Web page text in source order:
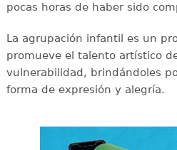
pocas horas de haber sido
La agrupación infantil es un
promueve el talento artístico
vulnerabilidad, brindándoles
forma de expresión y alegría.